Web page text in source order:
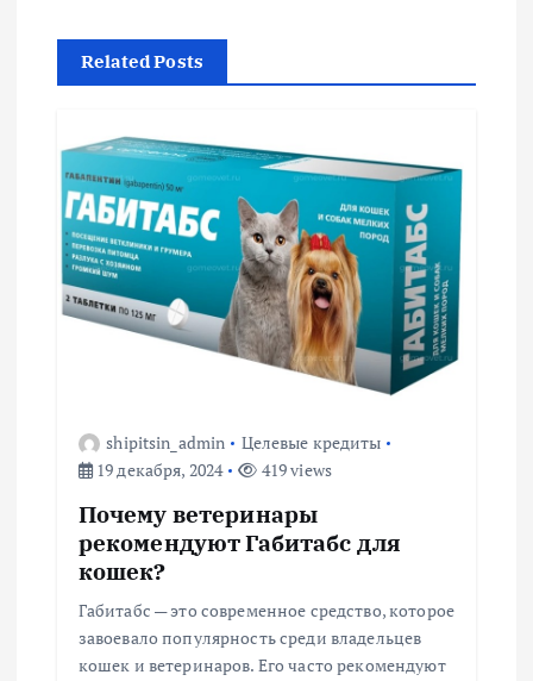
г
а
ц
и
я
п
Related Posts
shipitsin_admin
Целевые кредиты
19 декабря, 2024
419 views
Почему ветеринары
рекомендуют Габитабс для
кошек?
Габитабс — это современное средство, которое
завоевало популярность среди владельцев
кошек и ветеринаров. Его часто рекомендуют